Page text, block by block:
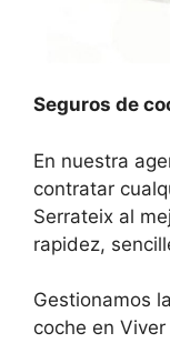
Seguros de
En nuestra
contratar
Serrateix al
rapidez,
Gestionamos
coche en